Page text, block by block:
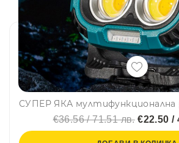
€36.56 / 71.51 лв.€22.50 /